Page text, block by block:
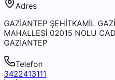
Adres
GAZİANTEP ŞEHİTKAMİL
MAHALLESİ 02015 NOLU
GAZİANTEP
Telefon
3422413111